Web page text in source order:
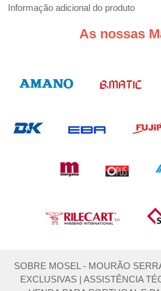
Informação adicional do produto
As nossas
SOBRE MOSEL - MOURÃO
EXCLUSIVAS | ASSISTÊNCIA